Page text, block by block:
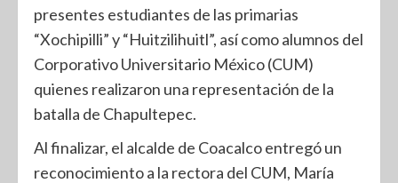
presentes estudiantes de las primarias
“Xochipilli” y “Huitzilihuitl”, así como alumnos del
Corporativo Universitario México (CUM)
quienes realizaron una representación de la
batalla de Chapultepec.
Al finalizar, el alcalde de Coacalco entregó un
reconocimiento a la rectora del CUM, María